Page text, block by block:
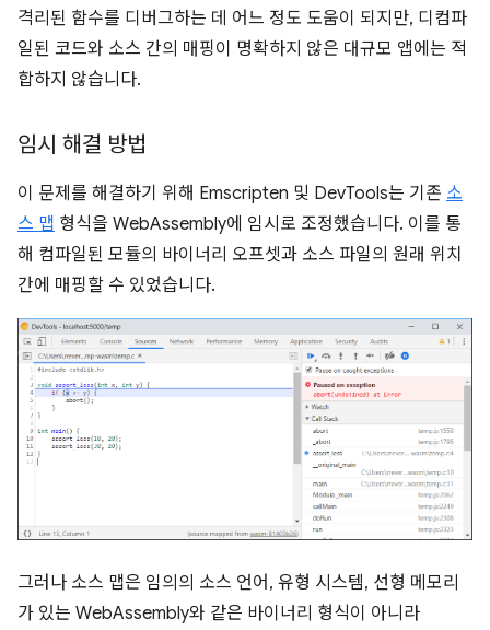
격리된 함수를 디버그하는 데 어느 정도 도움이 되지만, 디컴파
일된 코드와 소스 간의 매핑이 명확하지 않은 대규모 앱에는 적
합하지 않습니다.
임시 해결 방법
이 문제를 해결하기 위해 Emscripten 및 DevTools는 기존 소
스 맵 형식을 WebAssembly에 임시로 조정했습니다. 이를 통
해 컴파일된 모듈의 바이너리 오프셋과 소스 파일의 원래 위치
간에 매핑할 수 있었습니다.
그러나 소스 맵은 임의의 소스 언어, 유형 시스템, 선형 메모리
가 있는 WebAssembly와 같은 바이너리 형식이 아니라